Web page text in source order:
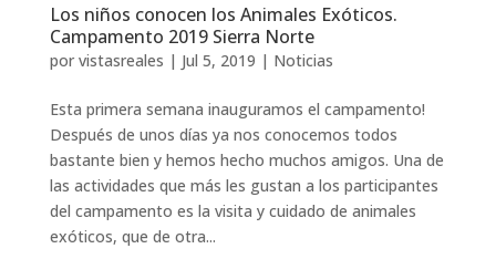
Los niños conocen los Animales Exóticos.
Campamento 2019 Sierra Norte
por vistasreales | Jul 5, 2019 | Noticias
Esta primera semana inauguramos el campamento!
Después de unos días ya nos conocemos todos
bastante bien y hemos hecho muchos amigos. Una de
las actividades que más les gustan a los participantes
del campamento es la visita y cuidado de animales
exóticos, que de otra...